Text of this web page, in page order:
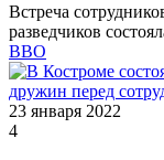
Встреча
разведчиков
ВВО
23 января 2022
4